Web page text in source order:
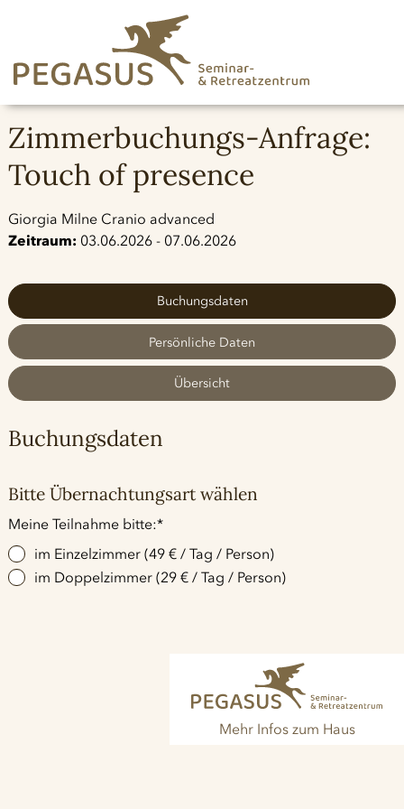
Zimmerbuchungs-Anfrage:
Touch of presence
Giorgia Milne Cranio advanced
Zeitraum:03.06.2026 - 07.06.2026
Buchungsdaten
Persönliche Daten
Übersicht
Buchungsdaten
Bitte Übernachtungsart wählen
Pflichtfeld
Meine Teilnahme bitte:*
im Einzelzimmer (49 € / Tag / Person)
im Doppelzimmer (29 € / Tag / Person)
Mehr Infos zum Haus